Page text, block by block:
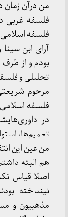
من درآن زمان
فلسفه غربی
فلسفه اسلامی
آرای ابن
بودم و از
تحلیلی و
مرحوم
فلسفه
در
تعمیم‌ها،
من عین این
هم البته
اصلا قیاس
نینداخته
مذهبیون و